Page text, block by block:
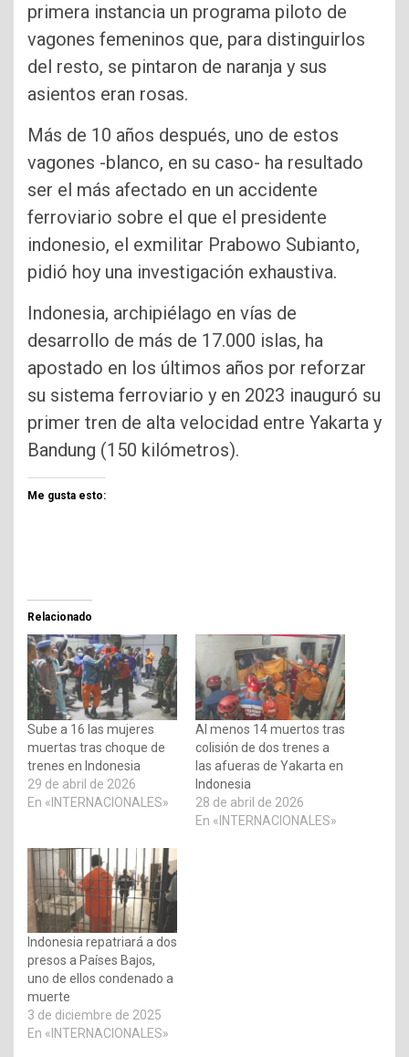
primera instancia un programa piloto de
vagones femeninos que, para distinguirlos
del resto, se pintaron de naranja y sus
asientos eran rosas.
Más de 10 años después, uno de estos
vagones -blanco, en su caso- ha resultado
ser el más afectado en un accidente
ferroviario sobre el que el presidente
indonesio, el exmilitar Prabowo Subianto,
pidió hoy una investigación exhaustiva.
Indonesia, archipiélago en vías de
desarrollo de más de 17.000 islas, ha
apostado en los últimos años por reforzar
su sistema ferroviario y en 2023 inauguró su
primer tren de alta velocidad entre Yakarta y
Bandung (150 kilómetros).
Me gusta esto:
Relacionado
Sube a 16 las mujeres
muertas tras choque de
trenes en Indonesia
29 de abril de 2026
En «INTERNACIONALES»
Al menos 14 muertos tras
colisión de dos trenes a
las afueras de Yakarta en
Indonesia
28 de abril de 2026
En «INTERNACIONALES»
Indonesia repatriará a dos
presos a Países Bajos,
uno de ellos condenado a
muerte
3 de diciembre de 2025
En «INTERNACIONALES»